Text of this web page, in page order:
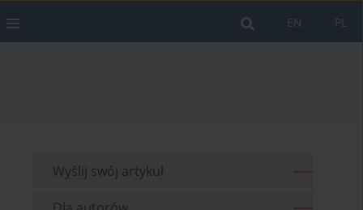
PL
EN
Wyślij swój artykuł